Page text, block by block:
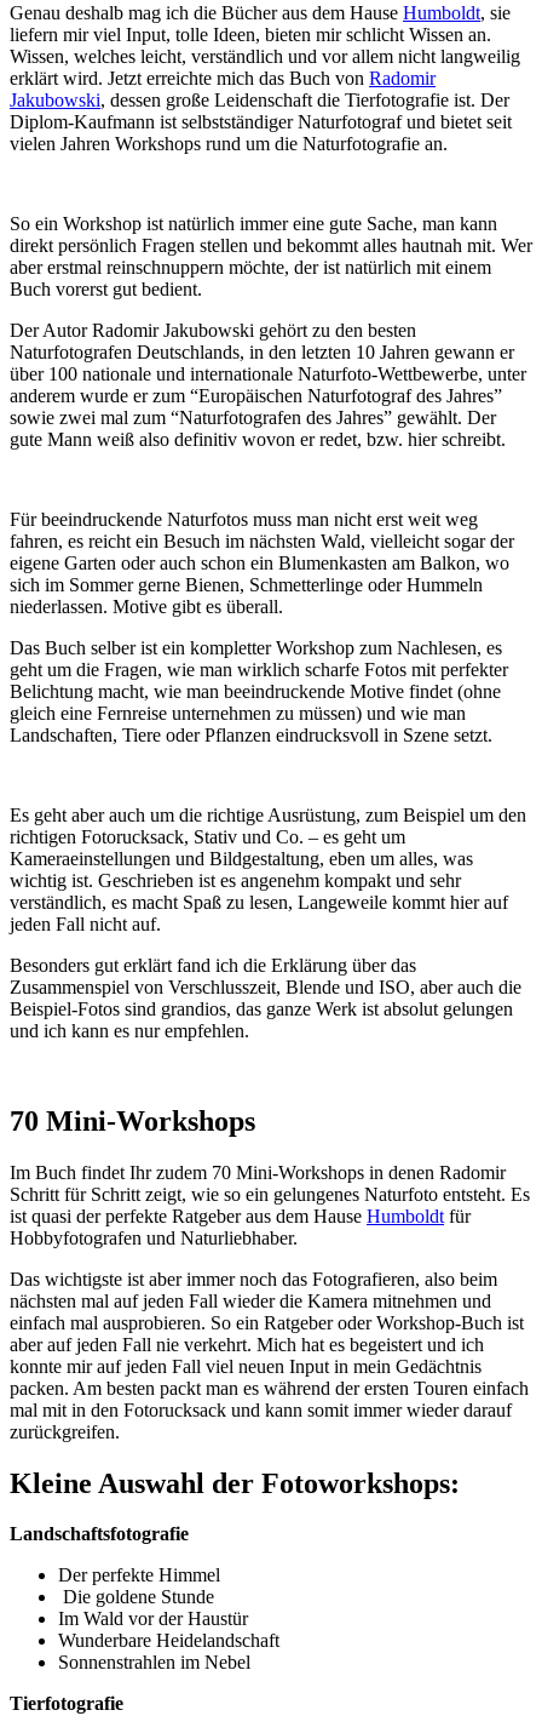
Genau deshalb mag ich die Bücher aus dem Hause Humboldt, sie
liefern mir viel Input, tolle Ideen, bieten mir schlicht Wissen an.
Wissen, welches leicht, verständlich und vor allem nicht langweilig
erklärt wird. Jetzt erreichte mich das Buch von Radomir
Jakubowski, dessen große Leidenschaft die Tierfotografie ist. Der
Diplom-Kaufmann ist selbstständiger Naturfotograf und bietet seit
vielen Jahren Workshops rund um die Naturfotografie an.
So ein Workshop ist natürlich immer eine gute Sache, man kann
direkt persönlich Fragen stellen und bekommt alles hautnah mit. Wer
aber erstmal reinschnuppern möchte, der ist natürlich mit einem
Buch vorerst gut bedient.
Der Autor Radomir Jakubowski gehört zu den besten
Naturfotografen Deutschlands, in den letzten 10 Jahren gewann er
über 100 nationale und internationale Naturfoto-Wettbewerbe, unter
anderem wurde er zum “Europäischen Naturfotograf des Jahres”
sowie zwei mal zum “Naturfotografen des Jahres” gewählt. Der
gute Mann weiß also definitiv wovon er redet, bzw. hier schreibt.
Für beeindruckende Naturfotos muss man nicht erst weit weg
fahren, es reicht ein Besuch im nächsten Wald, vielleicht sogar der
eigene Garten oder auch schon ein Blumenkasten am Balkon, wo
sich im Sommer gerne Bienen, Schmetterlinge oder Hummeln
niederlassen. Motive gibt es überall.
Das Buch selber ist ein kompletter Workshop zum Nachlesen, es
geht um die Fragen, wie man wirklich scharfe Fotos mit perfekter
Belichtung macht, wie man beeindruckende Motive findet (ohne
gleich eine Fernreise unternehmen zu müssen) und wie man
Landschaften, Tiere oder Pflanzen eindrucksvoll in Szene setzt.
Es geht aber auch um die richtige Ausrüstung, zum Beispiel um den
richtigen Fotorucksack, Stativ und Co. – es geht um
Kameraeinstellungen und Bildgestaltung, eben um alles, was
wichtig ist. Geschrieben ist es angenehm kompakt und sehr
verständlich, es macht Spaß zu lesen, Langeweile kommt hier auf
jeden Fall nicht auf.
Besonders gut erklärt fand ich die Erklärung über das
Zusammenspiel von Verschlusszeit, Blende und ISO, aber auch die
Beispiel-Fotos sind grandios, das ganze Werk ist absolut gelungen
und ich kann es nur empfehlen.
70 Mini-Workshops
Im Buch findet Ihr zudem 70 Mini-Workshops in denen Radomir
Schritt für Schritt zeigt, wie so ein gelungenes Naturfoto entsteht. Es
ist quasi der perfekte Ratgeber aus dem Hause Humboldt für
Hobbyfotografen und Naturliebhaber.
Das wichtigste ist aber immer noch das Fotografieren, also beim
nächsten mal auf jeden Fall wieder die Kamera mitnehmen und
einfach mal ausprobieren. So ein Ratgeber oder Workshop-Buch ist
aber auf jeden Fall nie verkehrt. Mich hat es begeistert und ich
konnte mir auf jeden Fall viel neuen Input in mein Gedächtnis
packen. Am besten packt man es während der ersten Touren einfach
mal mit in den Fotorucksack und kann somit immer wieder darauf
zurückgreifen.
Kleine Auswahl der Fotoworkshops:
Landschaftsfotografie
Der perfekte Himmel
Die goldene Stunde
Im Wald vor der Haustür
Wunderbare Heidelandschaft
Sonnenstrahlen im Nebel
Tierfotografie